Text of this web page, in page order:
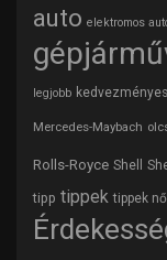
auto elektromos
legjobb
Mercedes-Maybach
Rolls-Royce Shell
tipp tippek tippek